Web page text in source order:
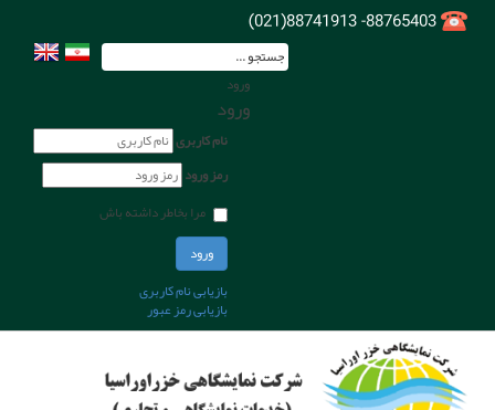
ورود
ورود
نام کاربری
رمز ورود
مرا بخاطر داشته باش
ورود
بازیابی نام کاربری
بازیابی رمز عبور